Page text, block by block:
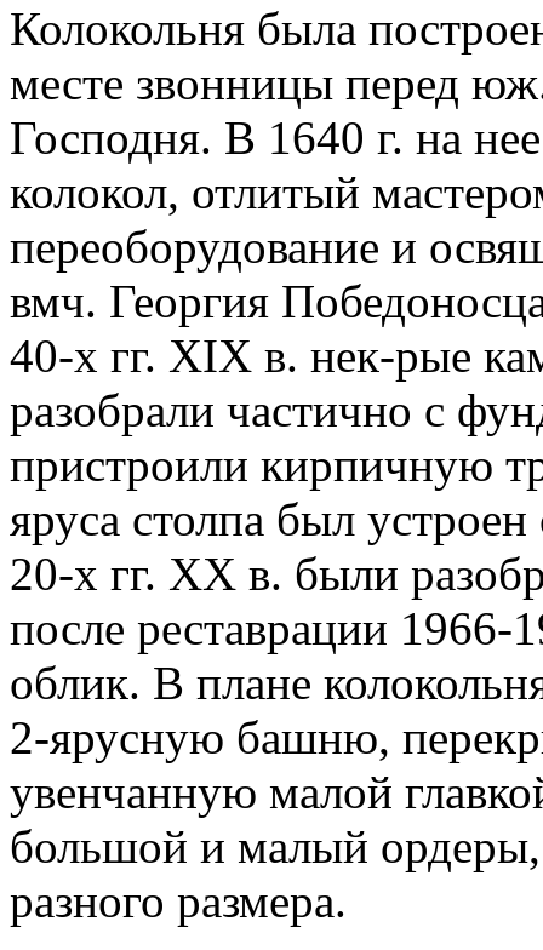
Колокольня была
месте звонницы перед
Господня. В 1640 г. на
колокол, отлитый
переоборудование и
вмч. Георгия
40-х гг. XIX в. нек-рые
разобрали частично с
пристроили кирпичную
яруса столпа был
20-х гг. XX в. были
после реставрации 1966-
облик. В плане
2-ярусную башню,
увенчанную малой
большой и малый
разного размера.